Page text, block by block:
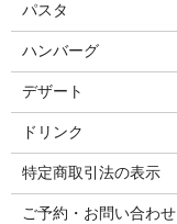
パスタ
ハンバーグ
デザート
ドリンク
特定商取引法の表示
ご予約・お問い合わせ